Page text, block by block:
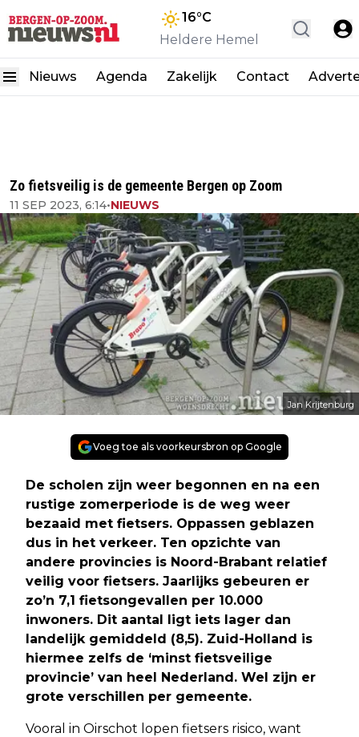
16°C
Heldere Hemel
Nieuws Agenda Zakelijk Contact
Zo fietsveilig is de gemeente Bergen op Zoom
11 SEP 2023, 6:14•NIEUWS
Jan Krijtenburg
Voeg toe als voorkeursbron op Google
De scholen zijn weer begonnen en na een
rustige zomerperiode is de weg weer
bezaaid met fietsers. Oppassen geblazen
dus in het verkeer. Ten opzichte van
andere provincies is Noord-Brabant relatief
veilig voor fietsers. Jaarlijks gebeuren er
zo’n 7,1 fietsongevallen per 10.000
inwoners. Dit aantal ligt iets lager dan
landelijk gemiddeld (8,5). Zuid-Holland is
hiermee zelfs de ‘minst fietsveilige
provincie’ van heel Nederland. Wel zijn er
grote verschillen per gemeente.
Vooral in Oirschot lopen fietsers risico, want